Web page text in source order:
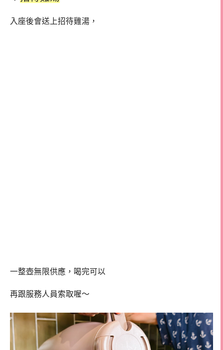
入座後會送上招待雞湯，
一整壺無限供應，喝完可以
再跟服務人員索取喔～